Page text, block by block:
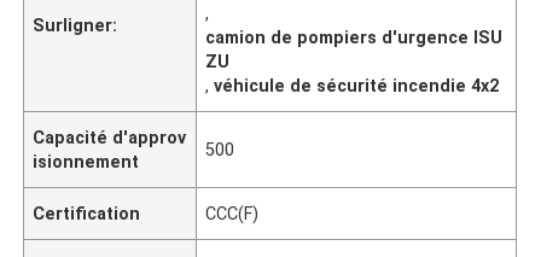
Surligner:
,
camion de pompiers d'urgence ISU
ZU
,véhicule de sécurité incendie 4x2
Capacité d'approv
isionnement
500
Certification CCC(F)